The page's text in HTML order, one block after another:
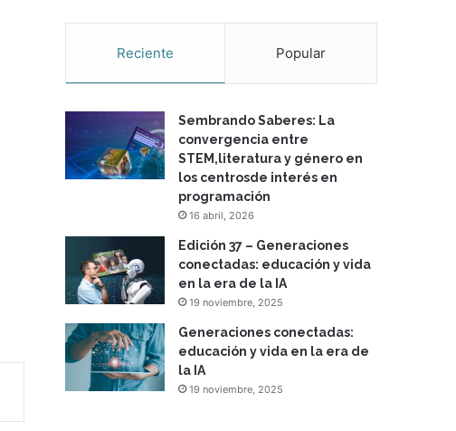
Reciente Popular
Sembrando Saberes: La
convergencia entre
STEM,literatura y género en
los centrosde interés en
programación
16 abril, 2026
Edición 37 – Generaciones
conectadas: educación y vida
en la era de la IA
19 noviembre, 2025
Generaciones conectadas:
educación y vida en la era de
la IA
19 noviembre, 2025